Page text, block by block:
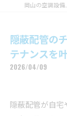
隠蔽配管の
テナンスを
2026/04/09
隠蔽配管が自宅